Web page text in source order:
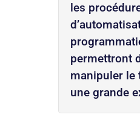
les
permettront
manipuler le
une grande